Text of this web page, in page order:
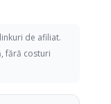
de afiliat.
fără costuri